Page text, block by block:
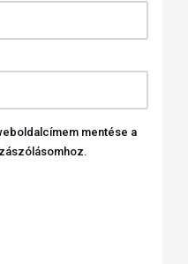
mentése a